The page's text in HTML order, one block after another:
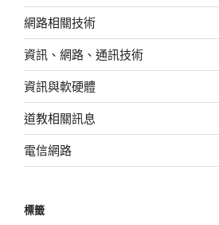
網路相關技術
資訊、網路、通訊技術
資訊與軟硬體
道教相關訊息
電信網路
標籤